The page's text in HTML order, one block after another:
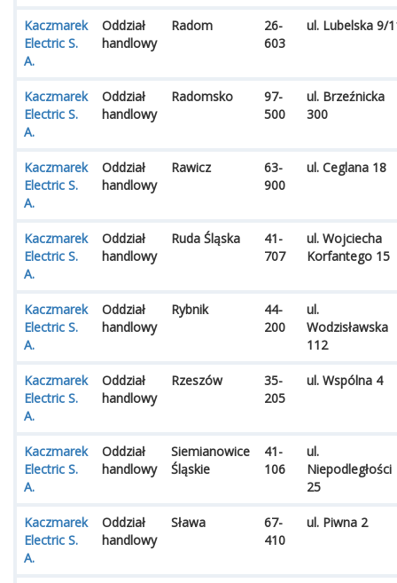
Kaczmarek
Electric S.
A.
Oddział
handlowy
Radom
26-
603
ul. Lubelska 9/
Kaczmarek
Electric S.
A.
Oddział
handlowy
Radomsko
97-
500
ul. Brzeźnicka
300
Kaczmarek
Electric S.
A.
Oddział
handlowy
Rawicz
63-
900
ul. Ceglana 18
Kaczmarek
Electric S.
A.
Oddział
handlowy
Ruda Śląska
41-
707
ul. Wojciecha
Korfantego 15
Kaczmarek
Electric S.
A.
Oddział
handlowy
Rybnik
44-
200
ul.
Wodzisławska
112
Kaczmarek
Electric S.
A.
Oddział
handlowy
Rzeszów
35-
205
ul. Wspólna 4
Kaczmarek
Electric S.
A.
Oddział
handlowy
Siemianowice
Śląskie
41-
106
ul.
Niepodległości
25
Kaczmarek
Electric S.
A.
Oddział
handlowy
Sława
67-
410
ul. Piwna 2